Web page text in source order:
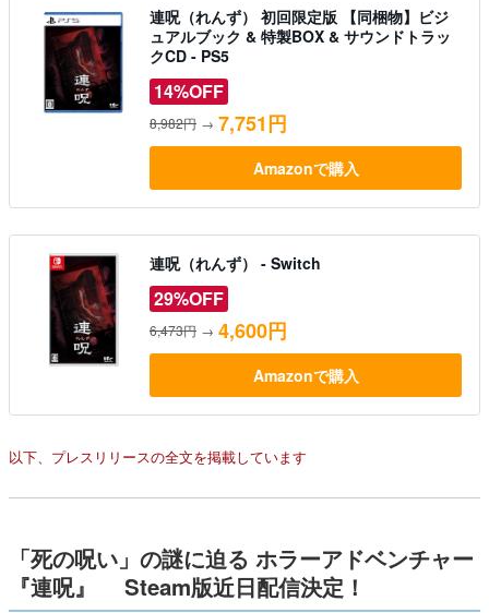
連呪（れんず） 初回限定版 【同梱物】ビジ
ュアルブック & 特製BOX & サウンドトラッ
クCD - PS5
14%OFF
8,982円 → 7,751円
Amazonで購入
連呪（れんず） - Switch
29%OFF
6,473円 → 4,600円
Amazonで購入
以下、プレスリリースの全文を掲載しています
「死の呪い」の謎に迫る ホラーアドベンチャー
『連呪』 Steam版近日配信決定！